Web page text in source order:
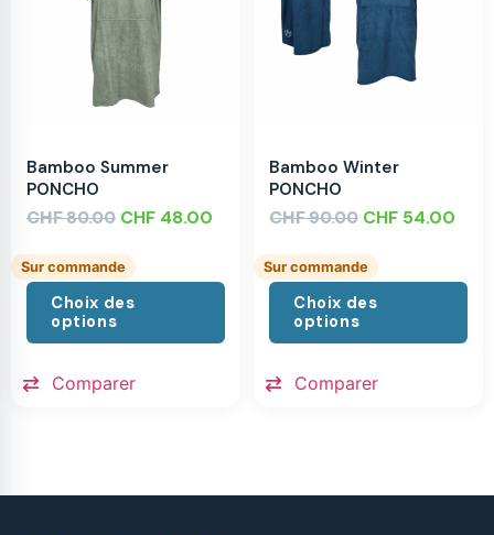
Bamboo Summer
PONCHO
CHF80.00 CHF 48.00
Sur commande
Choix des
options
Comparer
Bamboo Winter
PONCHO
CHF90.00 CHF 54.00
Sur commande
Choix des
options
Comparer